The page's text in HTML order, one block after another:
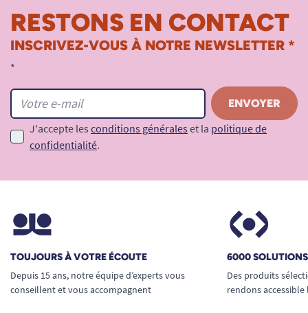
RESTONS EN CONTACT
INSCRIVEZ-VOUS À NOTRE NEWSLETTER *
*
J'accepte les conditions générales et la politique de
confidentialité.
TOUJOURS À VOTRE ÉCOUTE
Depuis 15 ans, notre équipe d’experts vous
conseillent et vous accompagnent
6000
Des produits
rendons